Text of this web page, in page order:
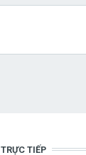
TRỰC TIẾP